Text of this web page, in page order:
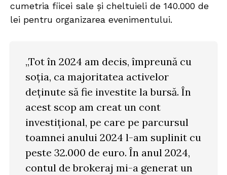
cumetria fiicei sale și cheltuieli de 140.000 de
lei pentru organizarea evenimentului.
„Tot în 2024 am decis, împreună cu
soția, ca majoritatea activelor
deținute să fie investite la bursă. În
acest scop am creat un cont
investițional, pe care pe parcursul
toamnei anului 2024 l-am suplinit cu
peste 32.000 de euro. În anul 2024,
contul de brokeraj mi-a generat un